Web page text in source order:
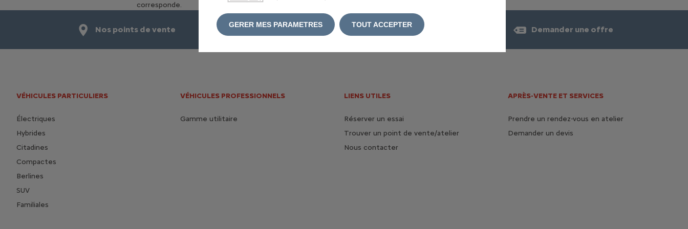
corresponde.
Nos points de vente Réserver un essai Demander une offre
VÉHICULES PARTICULIERS
Électriques
Hybrides
Citadines
Compactes
Berlines
SUV
Familiales
VÉHICULES PROFESSIONNELS
Gamme utilitaire
LIENS UTILES
Réserver un essai
Trouver un point de vente/atelier
Nous contacter
APRÈS-VENTE ET SERVICES
Prendre un rendez-vous en atelier
Demander un devis
GERER MES PARAMETRES TOUT ACCEPTER